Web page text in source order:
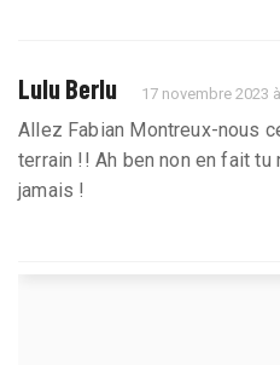
Lulu Berlu 17 novembre 2023
Allez Fabian Montreux-nous
terrain !! Ah ben non en fait tu
jamais !